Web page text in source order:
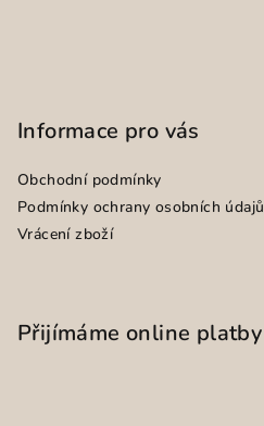
Informace pro vás
Obchodní podmínky
Podmínky ochrany osobních údajů
Vrácení zboží
Přijímáme online platby